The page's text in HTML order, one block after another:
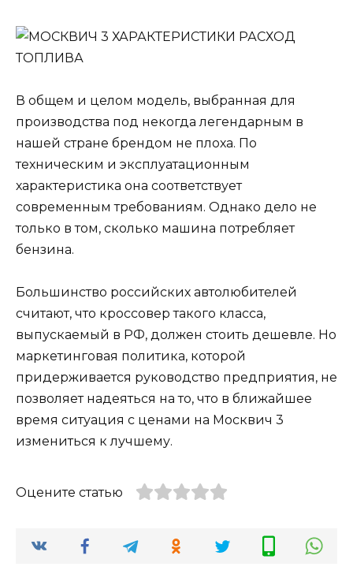
В общем и целом модель, выбранная для
производства под некогда легендарным в
нашей стране брендом не плоха. По
техническим и эксплуатационным
характеристика она соответствует
современным требованиям. Однако дело не
только в том, сколько машина потребляет
бензина.
Большинство российских автолюбителей
считают, что кроссовер такого класса,
выпускаемый в РФ, должен стоить дешевле. Но
маркетинговая политика, которой
придерживается руководство предприятия, не
позволяет надеяться на то, что в ближайшее
время ситуация с ценами на Москвич 3
измениться к лучшему.
Оцените статью